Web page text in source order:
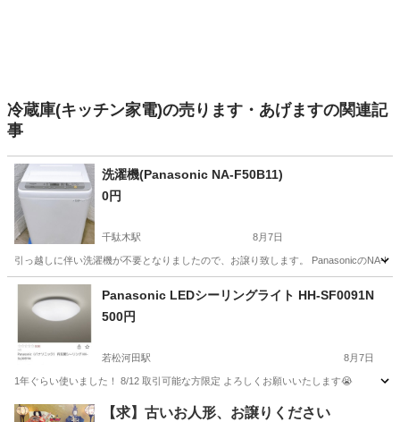
冷蔵庫(キッチン家電)の売ります・あげますの関連記
事
洗濯機(Panasonic NA-F50B11)
0円
千駄木駅 8月7日
引っ越しに伴い洗濯機が不要となりましたので、お譲り致します。 PanasonicのNA-
東京 文京区 Panasonic
Panasonic LEDシーリングライト HH-SF0091N
500円
若松河田駅 8月7日
1年ぐらい使いました！ 8/12 取引可能な方限定 よろしくお願いいたします😭
東京 新宿区 若松河田駅 家電
【求】古いお人形、お譲りください